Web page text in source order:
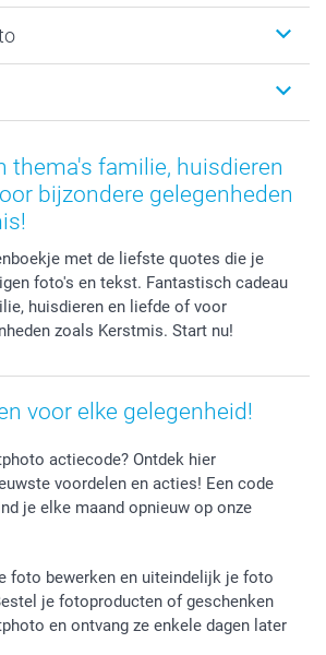
& Fotoalbum met fotoprints
en Snoepjes
thema's familie, huisdieren
bijzondere gelegenheden
met de liefste quotes die je
foto's en tekst. Fantastisch cadeau
huisdieren en liefde of voor
zoals Kerstmis. Start nu!
voor elke gelegenheid!
actiecode? Ontdek hier
voordelen en acties! Een code
je elke maand opnieuw op onze
foto bewerken en uiteindelijk je foto
je fotoproducten of geschenken
en ontvang ze enkele dagen later